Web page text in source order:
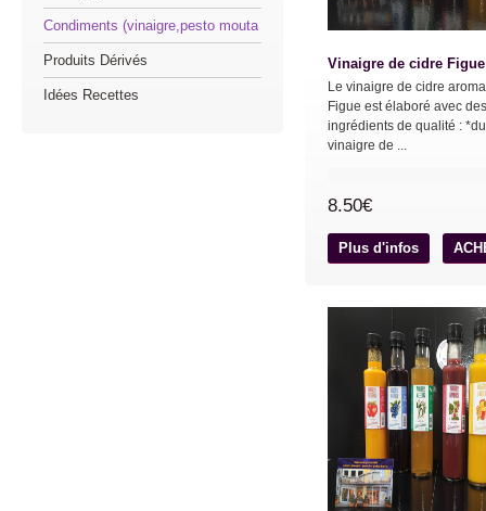
Vinaigre de cidre Figue
Le vinaigre de cidre
Figue est élaboré avec des
ingrédients de qualité : *du
vinaigre de ...
8.50€
Plus d'infos
Condiments (vinaigre,pesto mouta
Produits Dérivés
Idées Recettes